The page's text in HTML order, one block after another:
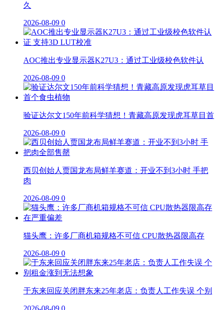
久
2026-08-09 0
AOC推出专业显示器K27U3：通过工业级校色软件认
2026-08-09 0
验证达尔文150年前科学猜想！青藏高原发现虎耳草目首
2026-08-09 0
西贝创始人贾国龙布局鲜羊赛道：开业不到3小时 手把
肉
2026-08-09 0
猫头鹰：许多厂商机箱规格不可信 CPU散热器限高存
2026-08-09 0
于东来回应关闭胖东来25年老店：负责人工作失误 个别
2026-08-09 0